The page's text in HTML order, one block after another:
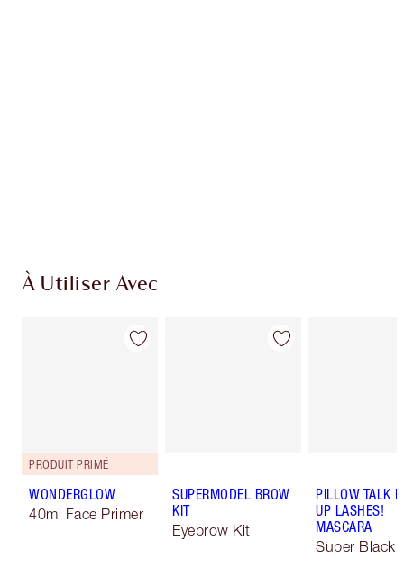
À Utiliser Avec
PRODUIT PRIMÉ
WONDERGLOW
40ml Face Primer
SUPERMODEL BROW
KIT
Eyebrow Kit
PILLOW TALK
UP LASHES!
MASCARA
Super Black